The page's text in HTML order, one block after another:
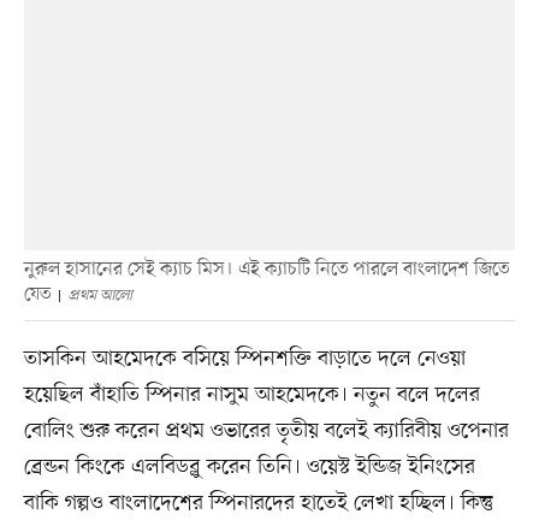
নুরুল হাসানের সেই ক্যাচ মিস। এই ক্যাচটি নিতে পারলে বাংলাদেশ জিতে
যেত
প্রথম আলো
তাসকিন আহমেদকে বসিয়ে স্পিনশক্তি বাড়াতে দলে নেওয়া
হয়েছিল বাঁহাতি স্পিনার নাসুম আহমেদকে। নতুন বলে দলের
বোলিং শুরু করেন প্রথম ওভারের তৃতীয় বলেই ক্যারিবীয় ওপেনার
ব্রেন্ডন কিংকে এলবিডব্লু করেন তিনি। ওয়েস্ট ইন্ডিজ ইনিংসের
বাকি গল্পও বাংলাদেশের স্পিনারদের হাতেই লেখা হচ্ছিল। কিন্তু